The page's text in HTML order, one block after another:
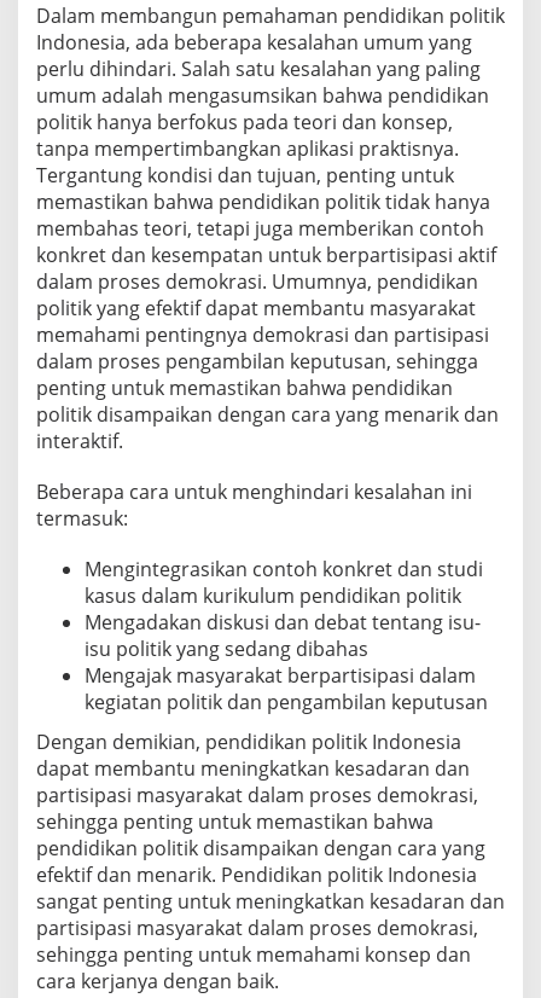
Dalam membangun pemahaman pendidikan politik
Indonesia, ada beberapa kesalahan umum yang
perlu dihindari. Salah satu kesalahan yang paling
umum adalah mengasumsikan bahwa pendidikan
politik hanya berfokus pada teori dan konsep,
tanpa mempertimbangkan aplikasi praktisnya.
Tergantung kondisi dan tujuan, penting untuk
memastikan bahwa pendidikan politik tidak hanya
membahas teori, tetapi juga memberikan contoh
konkret dan kesempatan untuk berpartisipasi aktif
dalam proses demokrasi. Umumnya, pendidikan
politik yang efektif dapat membantu masyarakat
memahami pentingnya demokrasi dan partisipasi
dalam proses pengambilan keputusan, sehingga
penting untuk memastikan bahwa pendidikan
politik disampaikan dengan cara yang menarik dan
interaktif.
Beberapa cara untuk menghindari kesalahan ini
termasuk:
Mengintegrasikan contoh konkret dan studi
kasus dalam kurikulum pendidikan politik
Mengadakan diskusi dan debat tentang isu-
isu politik yang sedang dibahas
Mengajak masyarakat berpartisipasi dalam
kegiatan politik dan pengambilan keputusan
Dengan demikian, pendidikan politik Indonesia
dapat membantu meningkatkan kesadaran dan
partisipasi masyarakat dalam proses demokrasi,
sehingga penting untuk memastikan bahwa
pendidikan politik disampaikan dengan cara yang
efektif dan menarik. Pendidikan politik Indonesia
sangat penting untuk meningkatkan kesadaran dan
partisipasi masyarakat dalam proses demokrasi,
sehingga penting untuk memahami konsep dan
cara kerjanya dengan baik.